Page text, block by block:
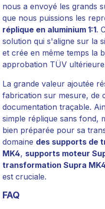
nous a envoyé les grands
que nous puissions les
réplique en aluminium 1:1.
solution qui s'aligne sur la
et crée en même temps la
approbation TÜV
La grande valeur ajoutée
fabrication sur mesure, de
documentation traçable.
simple réplique sans fond,
bien préparée pour sa
domaine des supports de
MK4, supports moteur
transformation Supra
est cruciale.
FAQ